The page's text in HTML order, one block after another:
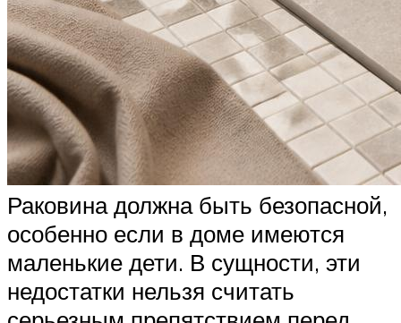
Раковина должна быть безопасной,
особенно если в доме имеются
маленькие дети. В сущности, эти
недостатки нельзя считать